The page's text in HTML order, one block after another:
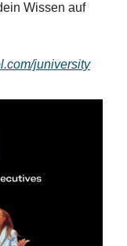
Wissen auf
juniversity